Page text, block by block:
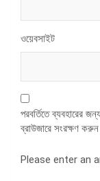
ওয়েবসাইট
পরবর্তিতে ব্যবহারের
ব্রাউজারে সংরক্ষণ
Please enter an